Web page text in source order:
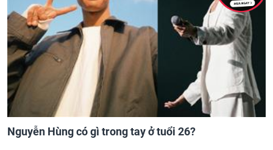
Nguyễn Hùng có gì trong tay ở tuổi 26?